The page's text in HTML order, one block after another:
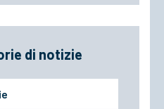
di notizie